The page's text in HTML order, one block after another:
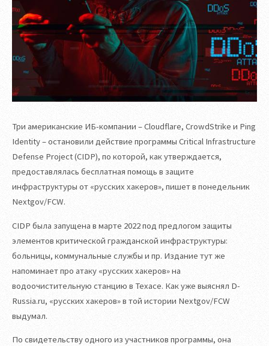
Три американские ИБ-компании – Cloudflare, CrowdStrike и Ping
Identity – остановили действие программы Critical Infrastructure
Defense Project (CIDP), по которой, как утверждается,
предоставлялась бесплатная помощь в защите
инфраструктуры от «русских хакеров», пишет в понедельник
Nextgov/FCW.
CIDP была запущена в марте 2022 под предлогом защиты
элементов критической гражданской инфраструктуры:
больницы, коммунальные службы и пр. Издание тут же
напоминает про атаку «русских хакеров» на
водоочистительную станцию в Техасе. Как уже выяснял D-
Russia.ru, «русских хакеров» в той истории Nextgov/FCW
выдумал.
По свидетельству одного из участников программы, она